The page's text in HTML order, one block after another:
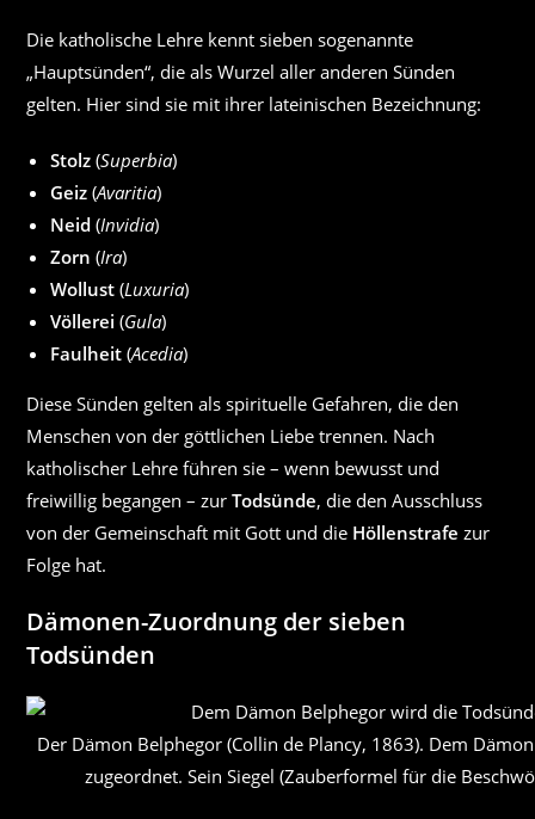
Die katholische Lehre kennt sieben sogenannte
„Hauptsünden“, die als Wurzel aller anderen Sünden
gelten. Hier sind sie mit ihrer lateinischen Bezeichnung:
Stolz (Superbia)
Geiz (Avaritia)
Neid (Invidia)
Zorn (Ira)
Wollust (Luxuria)
Völlerei (Gula)
Faulheit (Acedia)
Diese Sünden gelten als spirituelle Gefahren, die den
Menschen von der göttlichen Liebe trennen. Nach
katholischer Lehre führen sie – wenn bewusst und
freiwillig begangen – zurTodsünde, die den Ausschluss
von der Gemeinschaft mit Gott und die Höllenstrafe zur
Folge hat.
Dämonen-Zuordnung der sieben
Todsünden
Der Dämon Belphegor (Collin de Plancy, 1863). Dem
zugeordnet. Sein Siegel (Zauberformel für die